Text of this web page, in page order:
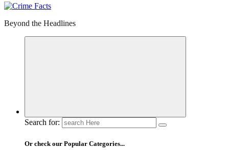
Beyond the Headlines
Search for:
Or check our Popular Categories...